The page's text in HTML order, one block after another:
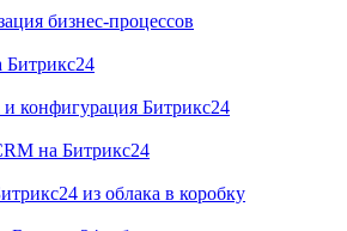
бизнес-процессов
Битрикс24
и конфигурация Битрикс24
на Битрикс24
из облака в коробку